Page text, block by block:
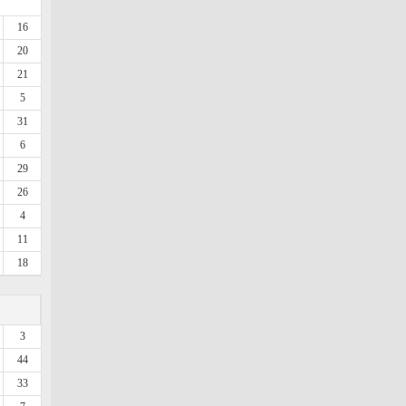
16
20
21
5
31
6
29
26
4
11
18
3
44
33